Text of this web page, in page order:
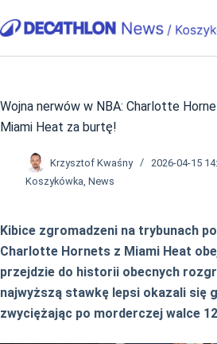
do
Wojna nerwów w NBA: Charlotte
Miami Heat za burtę!
Krzysztof Kwaśny
2026-04-15
Koszykówka, News
Kibice zgromadzeni na trybunach
Charlotte Hornets z Miami Heat
przejdzie do historii obecnych
najwyższą stawkę lepsi okazali się
zwyciężając po morderczej walce